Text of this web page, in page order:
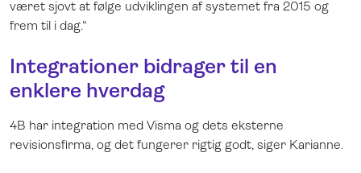
været sjovt at følge udviklingen af ​​systemet fra 2015 og
frem til i dag."
Integrationer bidrager til en
enklere hverdag
4B har integration med Visma og dets eksterne
revisionsfirma, og det fungerer rigtig godt, siger Karianne.